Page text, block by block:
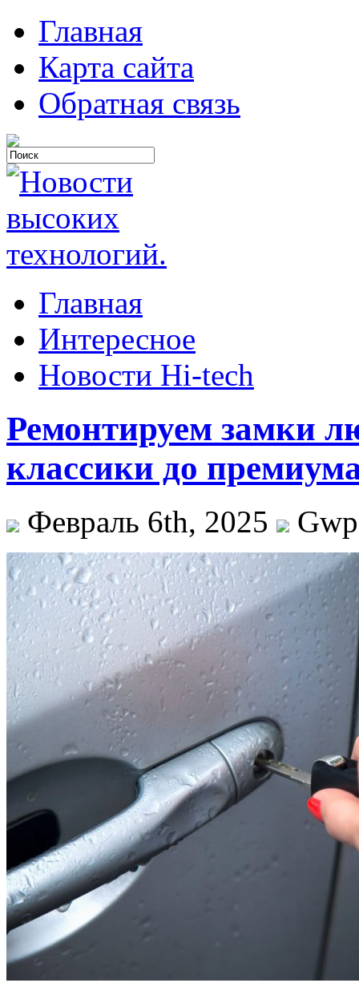
Главная
Карта сайта
Обратная связь
Главная
Интересное
Новости Hi-tech
Ремонтируем замки
классики до
Февраль 6th, 2025